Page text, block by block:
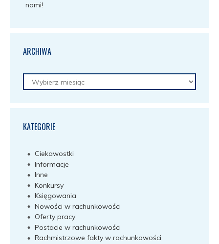
nami!
ARCHIWA
Archiwa
KATEGORIE
Ciekawostki
Informacje
Inne
Konkursy
Księgowania
Nowości w rachunkowości
Oferty pracy
Postacie w rachunkowości
Rachmistrzowe fakty w rachunkowości